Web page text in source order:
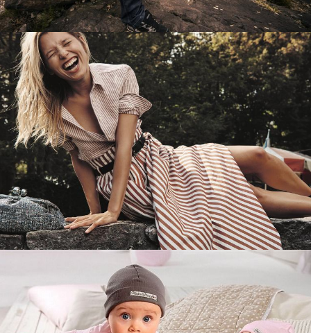
Имиджевый сайт для сети магазинов
Soho Project
Смотреть проект